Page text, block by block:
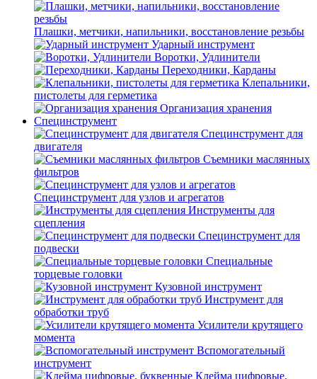
Плашки, метчики, напильники, восстановление резьбы
Ударный инструмент
Воротки, Удлинители
Переходники, Карданы
Клепальники,
пистолеты для герметика
Организация хранения
Специнструмент
Специнструмент для
двигателя
Съемники маслянных
фильтров
Специнструмент для узлов и агрегатов
Инструменты для
сцепления
Специнструмент для
подвески
Специальные
торцевые головки
Кузовной инструмент
Инструмент для
обработки труб
Усилители крутящего
момента
Вспомогательный
инструмент
Клейма цифровые,